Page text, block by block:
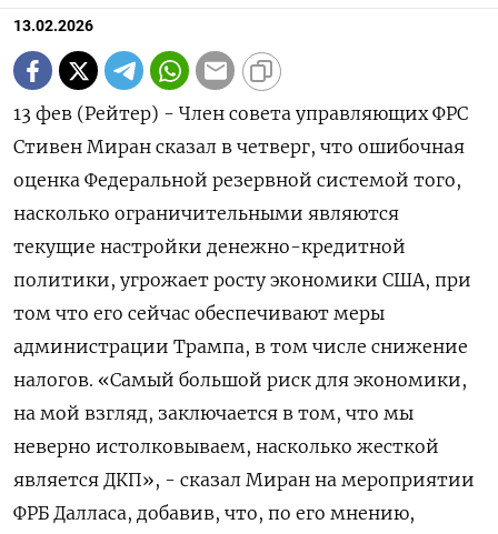
13.02.2026
13 фев (Рейтер) - Член совета управляющих ФРС
Стивен Миран сказал ‌в четверг, что ошибочная
оценка Федеральной резервной системой того,
насколько ограничительными ​являются
текущие ​настройки ​денежно-кредитной
политики, ⁠угрожает росту экономики ‌США, при
‌том что его сейчас обеспечивают меры
администрации ​Трампа, в том ‌числе снижение
налогов. «Самый ​большой риск для экономики,
‌на мой взгляд, заключается в том, что мы
неверно ​истолковываем, ​насколько ‌жесткой
является ДКП», - сказал Миран на ​мероприятии
ФРБ Далласа, добавив, что, по его мнению,